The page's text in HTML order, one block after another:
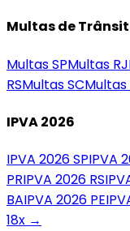
Multas de
MultasSPMultas RJ
RSMultasSCMultas
IPVA 2026
IPVA 2026SPIPVA
PRIPVA 2026 RS
BAIPVA 2026 PE
18x →